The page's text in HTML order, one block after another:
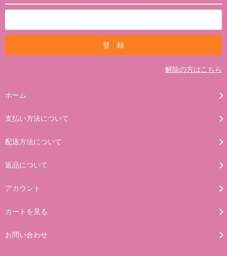
解除の方はこちら
ホーム
支払い方法について
配送方法について
返品について
アカウント
カートを見る
お問い合わせ